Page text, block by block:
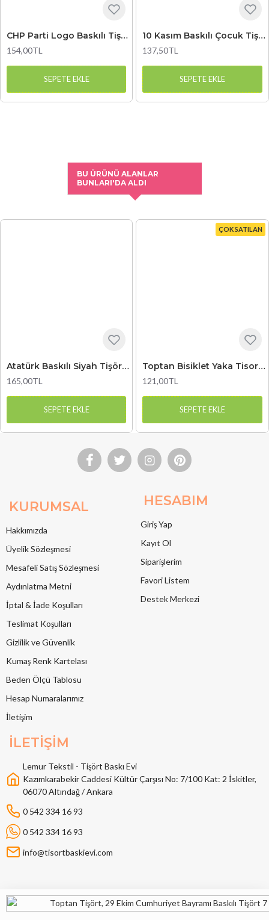
CHP Parti Logo Baskılı Tişört
154,00TL
SEPETE EKLE
10 Kasım Baskılı Çocuk Tişört 1
137,50TL
SEPETE EKLE
BU ÜRÜNÜ ALANLAR
BUNLARI'DA ALDI
Atatürk Baskılı Siyah Tişört 9
165,00TL
SEPETE EKLE
ÇOK SATILAN
Toptan Bisiklet Yaka Tisort Turuncu
121,00TL
SEPETE EKLE
KURUMSAL
Hakkımızda
Üyelik Sözleşmesi
Mesafeli Satış Sözleşmesi
Aydınlatma Metni
İptal & İade Koşulları
Teslimat Koşulları
Gizlilik ve Güvenlik
Kumaş Renk Kartelası
Beden Ölçü Tablosu
Hesap Numaralarımız
İletişim
HESABIM
Giriş Yap
Kayıt Ol
Siparişlerim
Favori Listem
Destek Merkezi
İLETİŞİM
Lemur Tekstil - Tişört Baskı Evi
Kazımkarabekir Caddesi Kültür Çarşısı No: 7/100 Kat: 2 İskitler,
06070 Altındağ / Ankara
0 542 334 16 93
0 542 334 16 93
info@tisortbaskievi.com